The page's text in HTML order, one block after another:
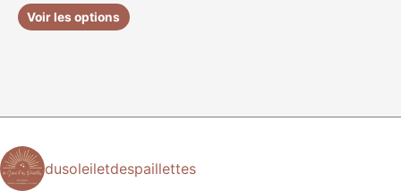
Voir les options
dusoleiletdespaillettes